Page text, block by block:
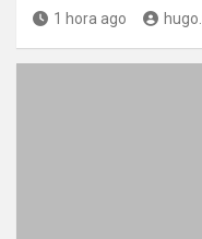
1 hora ago